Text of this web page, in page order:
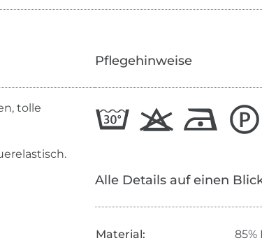
tolle
Pflegehinweise
Alle Details auf einen
Material:
85%